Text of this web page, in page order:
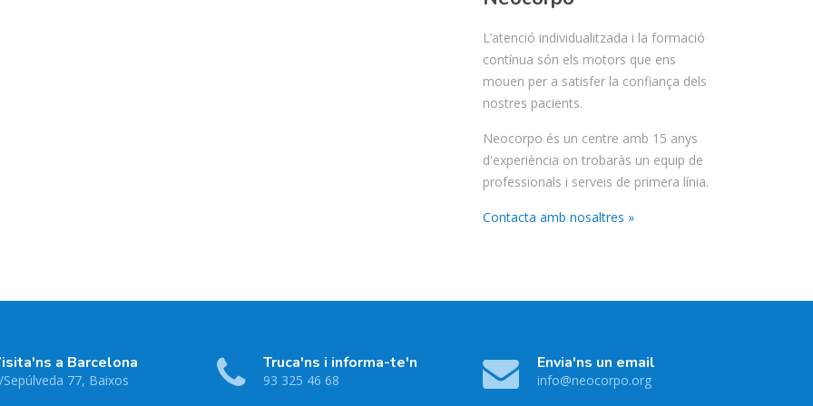
L’atenció individualitzada i la formació
contínua són els motors que ens
mouen per a satisfer la confiança dels
nostres pacients.
Neocorpo és un centre amb 15 anys
d'experiència on trobaràs un equip de
professionals i serveis de primera línia.
Contacta amb nosaltres »
a Barcelona
Sepúlveda 77, Baixos
Truca'ns i informa-te'n
93 325 46 68
Envia'ns un email
info@neocorpo.org